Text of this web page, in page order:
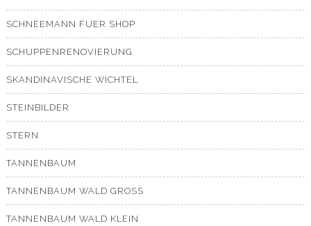
SCHNEEMANN FUER SHOP
SCHUPPENRENOVIERUNG
SKANDINAVISCHE WICHTEL
STEINBILDER
STERN
TANNENBAUM
TANNENBAUM WALD GROSS
TANNENBAUM WALD KLEIN